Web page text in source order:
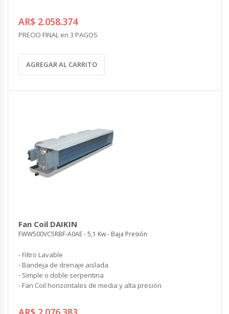
AR$ 2.058.374
PRECIO FINAL en 3 PAGOS
AGREGAR AL CARRITO
Fan Coil DAIKIN
FWW500VC5RBF-A0AE - 5,1 Kw - Baja Presión
- Filtro Lavable
- Bandeja de drenaje aislada
- Simple o doble serpentina
- Fan Coil horizontales de media y alta presión